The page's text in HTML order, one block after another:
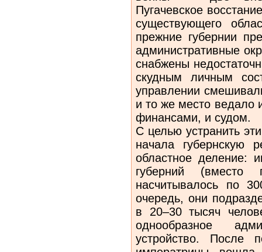
Пугачевское
существующего
прежние губернии
административные
снабжены
скудным личным
управлении
и то же место ведало
финансами, и судом.
С целью устранить
начала губернскую
областное деление:
губерний
насчитывалось по
очередь, они
в 20–30 тысяч
однообразное
устройство. После